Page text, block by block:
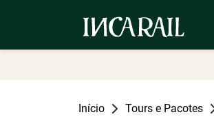
Início Tours e Pacotes